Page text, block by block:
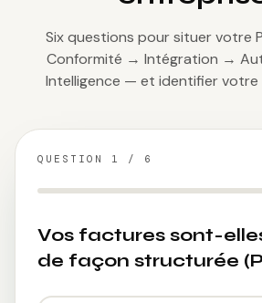
Six questions pour situer votre
Conformité → Intégration →
Intelligence — et identifier votre
QUESTION 1 / 6
Vos factures sont-
de façon structurée